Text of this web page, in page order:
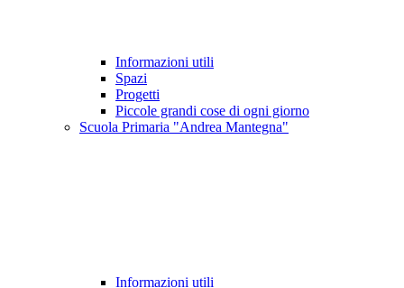
Informazioni utili
Spazi
Progetti
Piccole grandi cose di ogni giorno
Scuola Primaria "Andrea Mantegna"
Informazioni utili